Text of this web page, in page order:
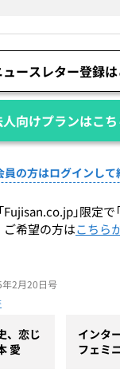
ースレター登録
向けプランはこち
員の方はログインして
」限定で
ご希望の方はこちら
2月20日号
、恋じ
愛
インタ
フェミ